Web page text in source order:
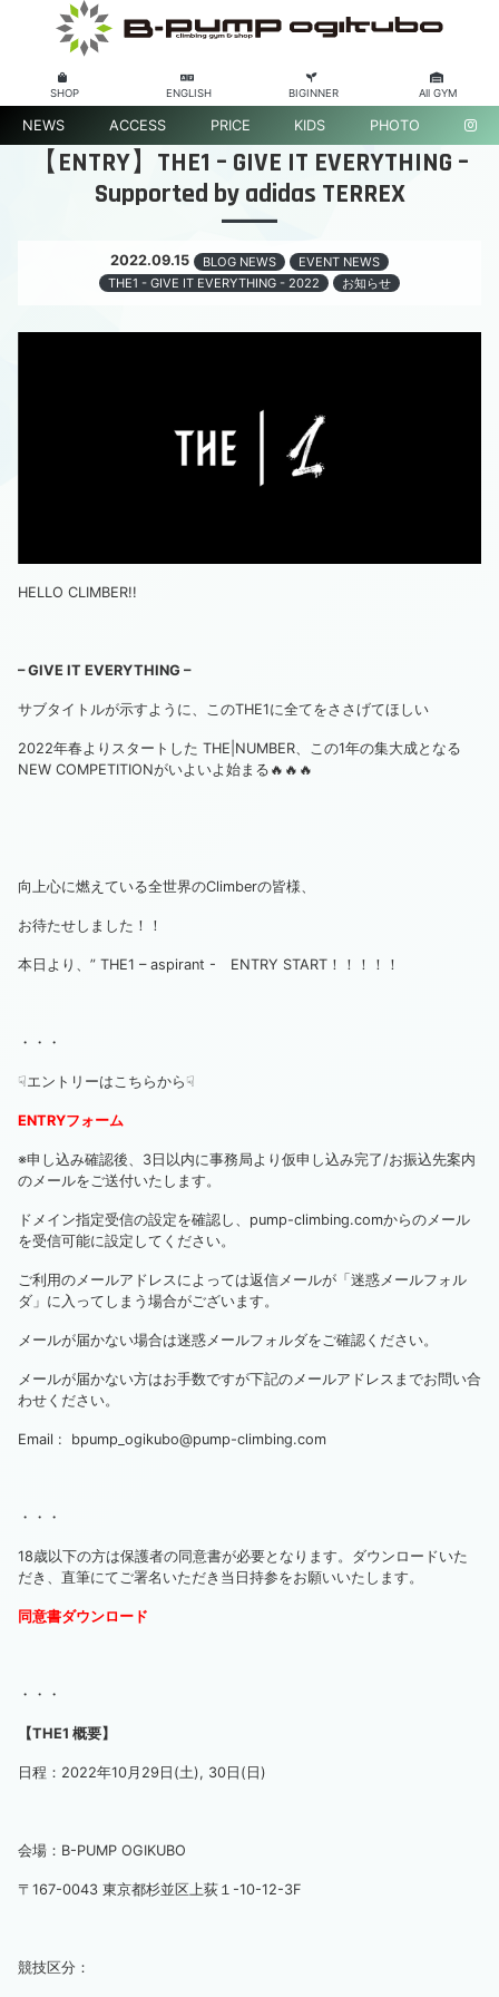
SHOP ENGLISH BIGINNER All GYM
NEWS ACCESS PRICE KIDS PHOTO
【ENTRY】THE1 – GIVE IT EVERYTHING –
Supported by adidas TERREX
2022.09.15 BLOG NEWS
EVENT NEWS
THE1 - GIVE IT EVERYTHING - 2022
お知らせ
HELLO CLIMBER!!
– GIVE IT EVERYTHING –
サブタイトルが示すように、このTHE1に全てをささげてほしい
2022年春よりスタートした THE|NUMBER、この1年の集大成となる
NEW COMPETITIONがいよいよ始まる🔥🔥🔥
向上心に燃えている全世界のClimberの皆様、
お待たせしました！！
本日より、” THE1 – aspirant - ENTRY START！！！！！
・・・
☟エントリーはこちらから☟
ENTRYフォーム
※申し込み確認後、3日以内に事務局より仮申し込み完了/お振込先案内
のメールをご送付いたします。
ドメイン指定受信の設定を確認し、pump-climbing.comからのメール
を受信可能に設定してください。
ご利用のメールアドレスによっては返信メールが「迷惑メールフォル
ダ」に入ってしまう場合がございます。
メールが届かない場合は迷惑メールフォルダをご確認ください。
メールが届かない方はお手数ですが下記のメールアドレスまでお問い合
わせください。
Email : bpump_ogikubo@pump-climbing.com
・・・
18歳以下の方は保護者の同意書が必要となります。ダウンロードいた
だき、直筆にてご署名いただき当日持参をお願いいたします。
同意書ダウンロード
・・・
【THE1 概要】
日程：2022年10月29日(土), 30日(日)
会場：B-PUMP OGIKUBO
〒167-0043 東京都杉並区上荻１-10-12-3F
競技区分：